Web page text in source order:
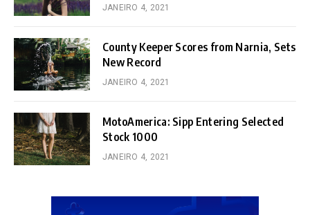
JANEIRO 4, 2021
County Keeper Scores from Narnia, Sets
New Record
JANEIRO 4, 2021
MotoAmerica: Sipp Entering Selected
Stock 1000
JANEIRO 4, 2021